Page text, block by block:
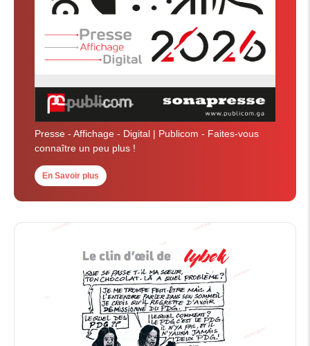
Presse - Affichage - Digital | Publicom - Faites-vous
connaître un peu plus !
En Savoir plus